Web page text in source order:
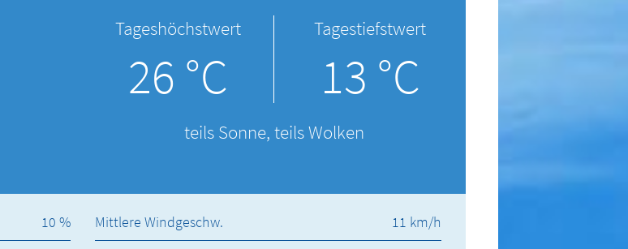
Tageshöchstwert
26 °C
Tagestiefstwert
13 °C
teils Sonne, teils Wolken
10 % Mittlere Windgeschw.
11 km/h